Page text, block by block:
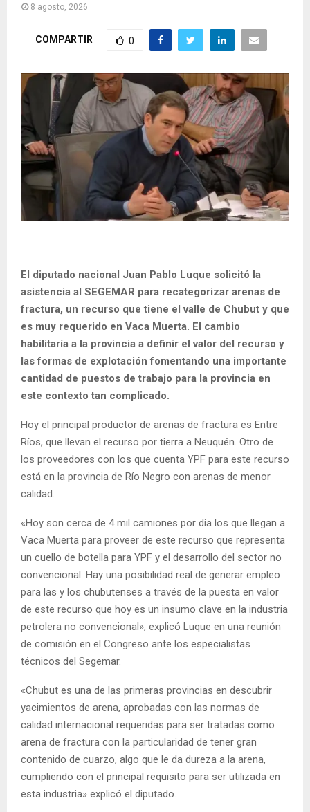
8 agosto, 2026
COMPARTIR 0
El diputado nacional Juan Pablo Luque solicitó la
asistencia al SEGEMAR para recategorizar arenas de
fractura, un recurso que tiene el valle de Chubut y que
es muy requerido en Vaca Muerta. El cambio
habilitaría a la provincia a definir el valor del recurso y
las formas de explotación fomentando una importante
cantidad de puestos de trabajo para la provincia en
este contexto tan complicado.
Hoy el principal productor de arenas de fractura es Entre
Ríos, que llevan el recurso por tierra a Neuquén. Otro de
los proveedores con los que cuenta YPF para este recurso
está en la provincia de Río Negro con arenas de menor
calidad.
«Hoy son cerca de 4 mil camiones por día los que llegan a
Vaca Muerta para proveer de este recurso que representa
un cuello de botella para YPF y el desarrollo del sector no
convencional. Hay una posibilidad real de generar empleo
para las y los chubutenses a través de la puesta en valor
de este recurso que hoy es un insumo clave en la industria
petrolera no convencional», explicó Luque en una reunión
de comisión en el Congreso ante los especialistas
técnicos del Segemar.
«Chubut es una de las primeras provincias en descubrir
yacimientos de arena, aprobadas con las normas de
calidad internacional requeridas para ser tratadas como
arena de fractura con la particularidad de tener gran
contenido de cuarzo, algo que le da dureza a la arena,
cumpliendo con el principal requisito para ser utilizada en
esta industria» explicó el diputado.